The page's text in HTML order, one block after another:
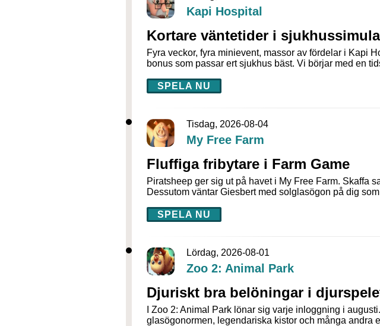
Kapi Hospital
Kortare väntetider i
Fyra veckor, fyra minievent, massor av fördelar i Kapi
bonus som passar ert sjukhus bäst. Vi börjar med en
SPELA NU
Tisdag, 2026-08-04
My Free Farm
Fluffiga fribytare i Farm Game
Piratsheep ger sig ut på havet i My Free Farm. Skaffa
Dessutom väntar Giesbert med solglasögon på dig
SPELA NU
Lördag, 2026-08-01
Zoo 2: Animal Park
Djuriskt bra belöningar i
I Zoo 2: Animal Park lönar sig varje inloggning i
glasögonormen, legendariska kistor och många andra